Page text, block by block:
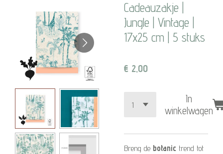
Cadeauzakje |
Jungle | Vintage |
17x25 cm | 5 stuks
€ 2,00
In
winkelwagen
Breng de botanic trend tot